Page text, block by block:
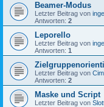
Beamer-Modus
Letzter Beitrag von
Antworten: 2
Leporello
Letzter Beitrag von
Antworten: 1
Letzter Beitrag von
Antworten: 2
Maske und Script
Letzter Beitrag von